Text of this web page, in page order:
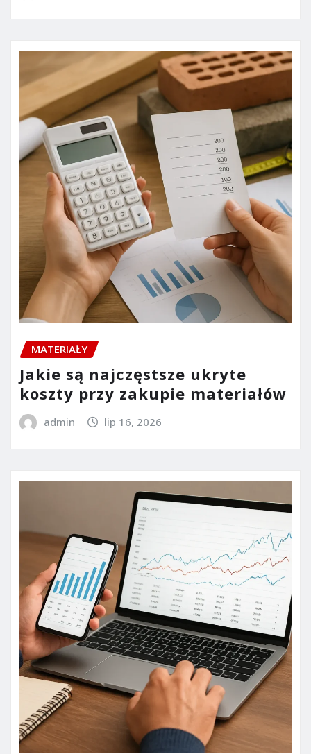
MATERIAŁY
Jakie są najczęstsze ukryte
koszty przy zakupie materiałów
admin lip 16, 2026